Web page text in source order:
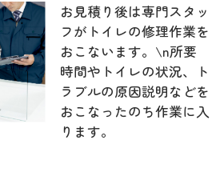
お見積り後は専門スタッ
フがトイレの修理作業を
おこないます。\n所要
時間やトイレの状況、ト
ラブルの原因説明などを
おこなったのち作業に入
ります。